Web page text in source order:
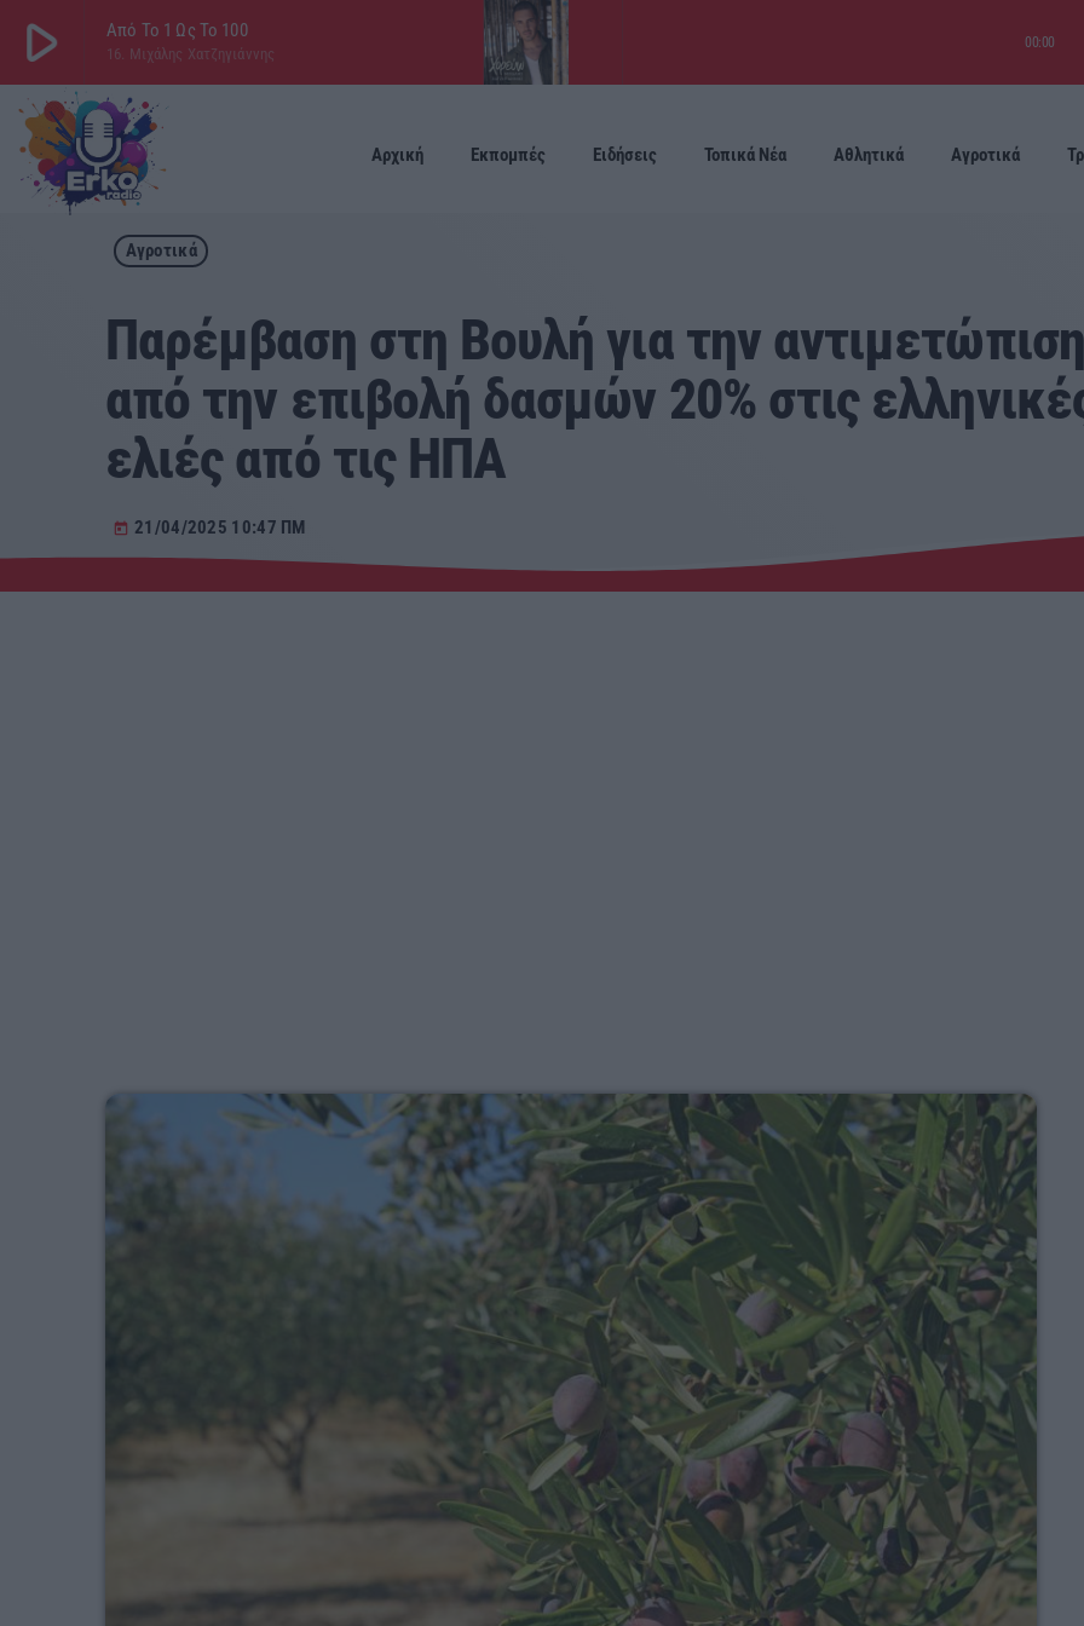
play_arrow Από Το 1 Ως Το 100
16. Μιχάλης Χατζηγιάννης
00:00
play_arrow ΕΡΚΟ
LIVE
Αρχική Εκπομπές Ειδήσεις Τοπικά Νέα Αθλητικά Αγροτικά
Αγροτικά
Παρέμβαση στη Βουλή για την
από την επιβολή δασμών 20% στις
ελιές από τις ΗΠΑ
today 21/04/2025 10:47 ΠΜ